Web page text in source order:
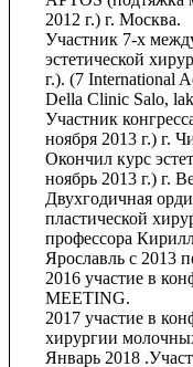
2012 г.) г. Москва.
Участник 7-х
эстетической
г.). (7 International
Della Clinic Salo,
Участник
ноября 2013 г.) г.
Окончил курс
ноябрь 2013 г.) г.
Двухгодичная
пластической
профессора
Ярославль с 2013
2016 участие в
MEETING.
2017 участие в
хирургии
Январь 2018